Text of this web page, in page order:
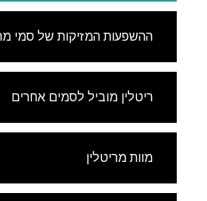
ההשפעות המזיקות של סמי
ריטלין מוביל לסמים אחרים
מוות מריטלין